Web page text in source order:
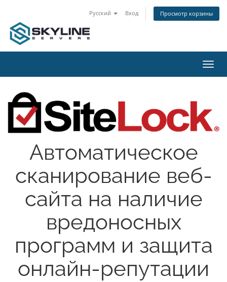
Русский Вход Просмотр корзины
Автоматическое
сканирование веб-
сайта на наличие
вредоносных
программ и защита
онлайн-репутации